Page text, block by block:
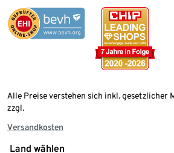
Alle Preise verstehen sich inkl. gesetzlicher
zzgl.
Versandkosten
Land wählen